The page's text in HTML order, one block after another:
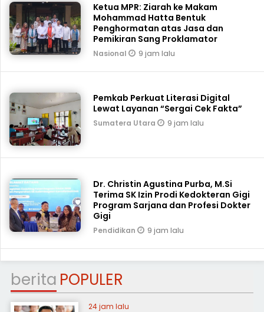
Ketua MPR: Ziarah ke Makam
Mohammad Hatta Bentuk
Penghormatan atas Jasa dan
Pemikiran Sang Proklamator
Nasional 9 jam lalu
Pemkab Perkuat Literasi Digital
Lewat Layanan “Sergai Cek Fakta”
Sumatera Utara 9 jam lalu
Dr. Christin Agustina Purba, M.Si
Terima SK Izin Prodi Kedokteran Gigi
Program Sarjana dan Profesi Dokter
Gigi
Pendidikan 9 jam lalu
berita POPULER
24 jam lalu